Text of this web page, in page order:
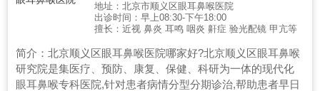
地址：北京市顺义区眼耳鼻喉医院
出诊时间：早上08:30-下午18:00
擅长：近视 鼻炎 耳鸣 咽炎 鼾症 验光配镜 甲亢等
简介：北京顺义区眼耳鼻喉医院哪家好?北京顺义区眼耳鼻喉
研究院是集医疗、预防、康复、保健、科研为一体的现代化
眼耳鼻喉专科医院,针对患者病情分型分期诊治,帮助患者早日